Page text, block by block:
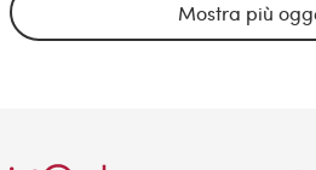
Mostra più